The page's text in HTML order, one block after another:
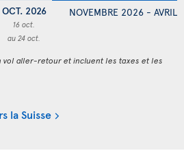
OCT. 2026
16 oct.
au 24 oct.
NOVEMBRE 2026 - AVRIL
vol aller-retour et incluent les taxes et les
la Suisse